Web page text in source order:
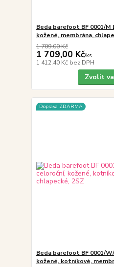
Beda barefoot BF 0001/M
kožené, membrána,
1 709,00 Kč
1 709,00 Kč/ks
1 412,40 Kč bez DPH
Zvolit
Doprava ZDARMA
Beda barefoot BF 0001/
kožené, kotníkové,